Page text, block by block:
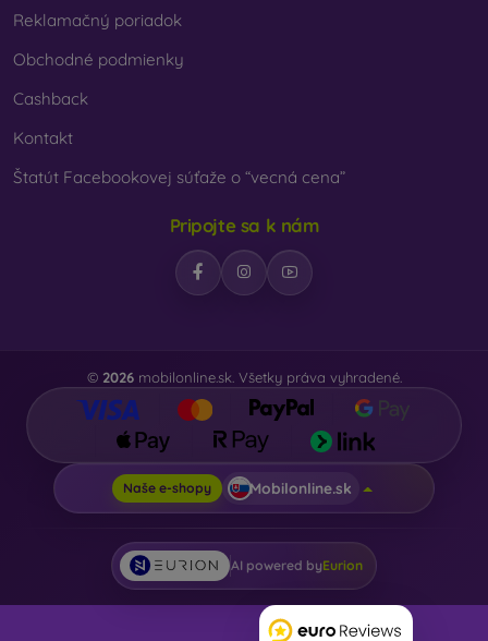
Reklamačný poriadok
Obchodné podmienky
Cashback
Kontakt
Štatút Facebookovej súťaže o “vecná cena”
Pripojte sa k nám
© 2026mobilonline.sk. Všetky práva vyhradené.
Naše e-shopy Mobilonline.sk
AI powered byEurion